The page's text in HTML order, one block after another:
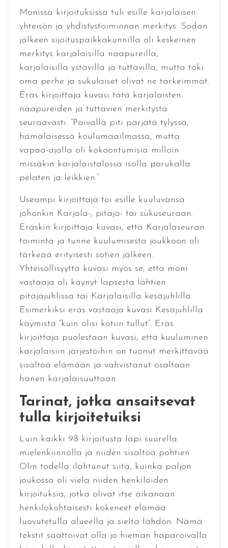
Monissa kirjoituksissa tuli esille karjalaisen
yhteisön ja yhdistystoiminnan merkitys. Sodan
jälkeen sijoituspaikkakunnilla oli keskeinen
merkitys karjalaisilla naapureilla,
karjalaisilla ystävillä ja tuttavilla, mutta toki
oma perhe ja sukulaiset olivat ne tärkeimmät.
Eräs kirjoittaja kuvasi tätä karjalaisten
naapureiden ja tuttavien merkitystä
seuraavasti: ”Päivällä piti pärjätä tylyssä,
hämäläisessä koulumaailmassa, mutta
vapaa-ajalla oli kokoontumisia milloin
missäkin karjalaistalossa isolla porukalla
pelaten ja leikkien.”
Useampi kirjoittaja toi esille kuuluvansa
johonkin Karjala-, pitäjä- tai sukuseuraan.
Eräskin kirjoittaja kuvasi, että Karjalaseuran
toiminta ja tunne kuulumisesta joukkoon oli
tärkeää erityisesti sotien jälkeen.
Yhteisöllisyyttä kuvasi myös se, että moni
vastaaja oli käynyt lapsesta lähtien
pitäjäjuhlissa tai Karjalaisilla kesäjuhlilla.
Esimerkiksi eräs vastaaja kuvasi Kesäjuhlilla
käymistä ”kuin olisi kotiin tullut”. Eräs
kirjoittaja puolestaan kuvasi, että kuuluminen
karjalaisiin järjestöihin on tuonut merkittävää
sisältöä elämään ja vahvistanut osaltaan
hänen karjalaisuuttaan.
Tarinat, jotka ansaitsevat
tulla kirjoitetuiksi
Luin kaikki 98 kirjoitusta läpi suurella
mielenkiinnolla ja niiden sisältöä pohtien.
Olin todella ilahtunut siitä, kuinka paljon
joukossa oli vielä niiden henkilöiden
kirjoituksia, jotka olivat itse aikanaan
henkilökohtaisesti kokeneet elämää
luovutetulla alueella ja sieltä lähdön. Nämä
tekstit saattoivat olla jo hieman haparoivalla